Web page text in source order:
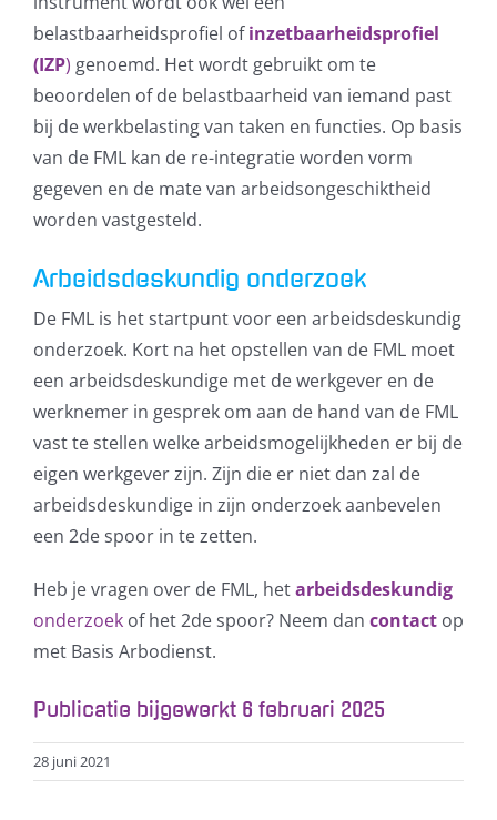
belastbaarheidsprofiel ofinzetbaarheidsprofiel
(IZP) genoemd. Het wordt gebruikt om te
beoordelen of de belastbaarheid van iemand past
bij de werkbelasting van taken en functies. Op basis
van de FML kan de re-integratie worden vorm
gegeven en de mate van arbeidsongeschiktheid
worden vastgesteld.
Arbeidsdeskundig onderzoek
De FML is het startpunt voor een arbeidsdeskundig
onderzoek. Kort na het opstellen van de FML moet
een arbeidsdeskundige met de werkgever en de
werknemer in gesprek om aan de hand van de FML
vast te stellen welke arbeidsmogelijkheden er bij de
eigen werkgever zijn. Zijn die er niet dan zal de
arbeidsdeskundige in zijn onderzoek aanbevelen
een 2de spoor in te zetten.
Heb je vragen over de FML, hetarbeidsdeskundig
onderzoek of het 2de spoor? Neem dan contact op
met Basis Arbodienst.
Publicatie bijgewerkt 6 februari 2025
28 juni 2021